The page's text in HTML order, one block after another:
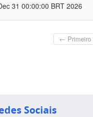
31 00:00:00 BRT 2026
← Primeiro
Sociais